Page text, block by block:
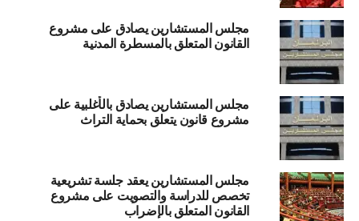
مجلس المستشارين يصادق على مشروع
القانون المتعلق بالمسطرة المدنية
مجلس المستشارين يصادق بالأغلبية على
مشروع قانون يتعلق بحماية التراث
مجلس المستشارين يعقد جلسة تشريعية
تخصص للدراسة والتصويت على مشروع
القانون المتعلق بالإضراب